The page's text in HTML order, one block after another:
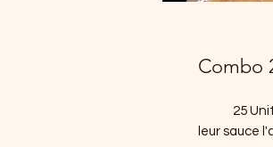
Combo
25 Unités
leur sauce